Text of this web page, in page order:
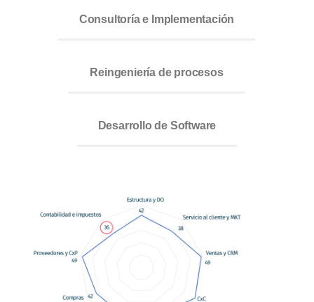
Consultoría e Implementación
Reingeniería de procesos
Desarrollo de Software